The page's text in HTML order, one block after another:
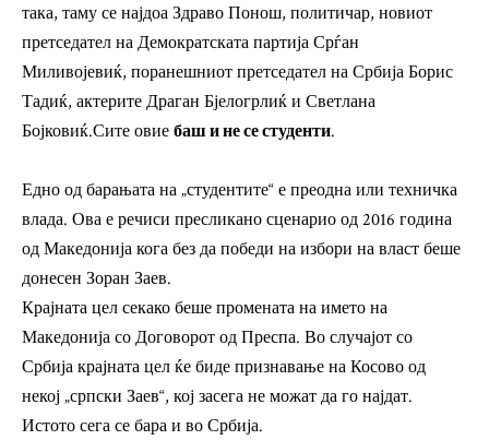
така, таму се најдоа Здраво Понош, политичар, новиот
претседател на Демократската партија Срѓан
Миливојевиќ, поранешниот претседател на Србија Борис
Тадиќ, актерите Драган Бјелогрлиќ и Светлана
Бојковиќ.Сите овиебаш и не се студенти.
Едно од барањата на „студентите“ е преодна или техничка
влада. Ова е речиси пресликано сценарио од 2016 година
од Македонија кога без да победи на избори на власт беше
донесен Зоран Заев.
Крајната цел секако беше промената на името на
Македонија со Договорот од Преспа. Во случајот со
Србија крајната цел ќе биде признавање на Косово од
некој „српски Заев“, кој засега не можат да го најдат.
Истото сега се бара и во Србија.